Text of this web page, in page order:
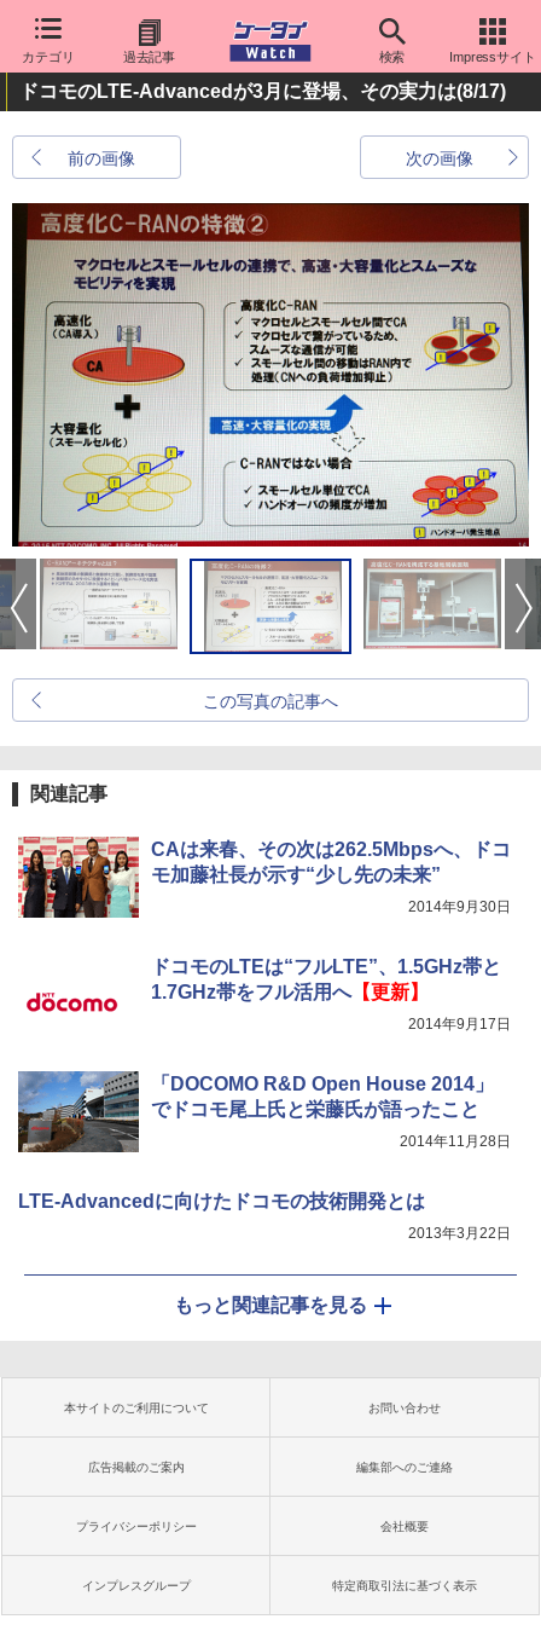
カテゴリ 過去記事 検索 Impressサイト
ドコモのLTE-Advancedが3月に登場、その実力は(8/17)
前の画像 次の画像
この写真の記事へ
関連記事
CAは来春、その次は262.5Mbpsへ、ドコ
モ加藤社長が示す“少し先の未来”
2014年9月30日
ドコモのLTEは“フルLTE”、1.5GHz帯と
1.7GHz帯をフル活用へ【更新】
2014年9月17日
「DOCOMO R&D Open House 2014」
でドコモ尾上氏と栄藤氏が語ったこと
2014年11月28日
LTE-Advancedに向けたドコモの技術開発とは
2013年3月22日
もっと関連記事を見る
本サイトのご利用について お問い合わせ
広告掲載のご案内 編集部へのご連絡
プライバシーポリシー 会社概要
インプレスグループ 特定商取引法に基づく表示